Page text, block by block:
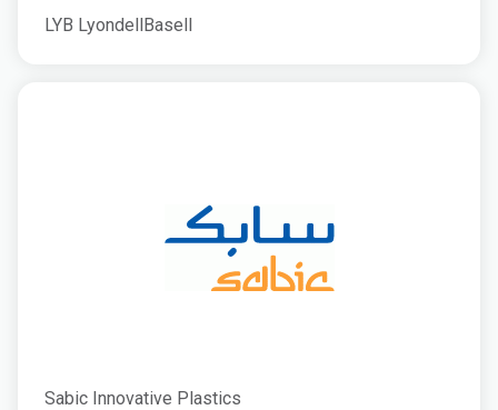
LYB LyondellBasell
Sabic Innovative Plastics